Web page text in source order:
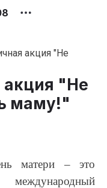
акция "Не
акция "Не
маму!"
матери – это
международный